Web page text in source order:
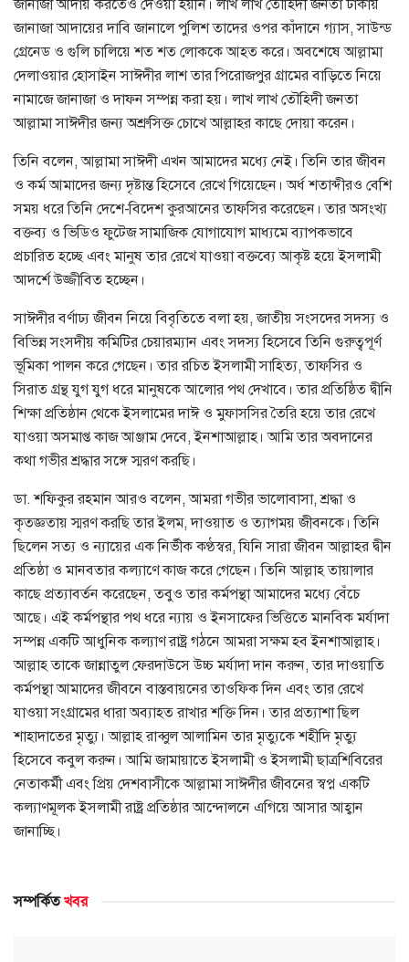
জানাজা আদায় করতেও দেওয়া হয়নি। লাখ লাখ তৌহিদী জনতা ঢাকায়
জানাজা আদায়ের দাবি জানালে পুলিশ তাদের ওপর কাঁদানে গ্যাস, সাউন্ড
গ্রেনেড ও গুলি চালিয়ে শত শত লোককে আহত করে। অবশেষে আল্লামা
দেলাওয়ার হোসাইন সাঈদীর লাশ তার পিরোজপুর গ্রামের বাড়িতে নিয়ে
নামাজে জানাজা ও দাফন সম্পন্ন করা হয়। লাখ লাখ তৌহিদী জনতা
আল্লামা সাঈদীর জন্য অশ্রুসিক্ত চোখে আল্লাহর কাছে দোয়া করেন।
তিনি বলেন, আল্লামা সাঈদী এখন আমাদের মধ্যে নেই। তিনি তার জীবন
ও কর্ম আমাদের জন্য দৃষ্টান্ত হিসেবে রেখে গিয়েছেন। অর্ধ শতাব্দীরও বেশি
সময় ধরে তিনি দেশে-বিদেশ কুরআনের তাফসির করেছেন। তার অসংখ্য
বক্তব্য ও ভিডিও ফুটেজ সামাজিক যোগাযোগ মাধ্যমে ব্যাপকভাবে
প্রচারিত হচ্ছে এবং মানুষ তার রেখে যাওয়া বক্তব্যে আকৃষ্ট হয়ে ইসলামী
আদর্শে উজ্জীবিত হচ্ছেন।
সাঈদীর বর্ণাঢ্য জীবন নিয়ে বিবৃতিতে বলা হয়, জাতীয় সংসদের সদস্য ও
বিভিন্ন সংসদীয় কমিটির চেয়ারম্যান এবং সদস্য হিসেবে তিনি গুরুত্বপূর্ণ
ভূমিকা পালন করে গেছেন। তার রচিত ইসলামী সাহিত্য, তাফসির ও
সিরাত গ্রন্থ যুগ যুগ ধরে মানুষকে আলোর পথ দেখাবে। তার প্রতিষ্ঠিত দ্বীনি
শিক্ষা প্রতিষ্ঠান থেকে ইসলামের দাঈ ও মুফাসসির তৈরি হয়ে তার রেখে
যাওয়া অসমাপ্ত কাজ আঞ্জাম দেবে, ইনশাআল্লাহ। আমি তার অবদানের
কথা গভীর শ্রদ্ধার সঙ্গে স্মরণ করছি।
ডা. শফিকুর রহমান আরও বলেন, আমরা গভীর ভালোবাসা, শ্রদ্ধা ও
কৃতজ্ঞতায় স্মরণ করছি তার ইলম, দাওয়াত ও ত্যাগময় জীবনকে। তিনি
ছিলেন সত্য ও ন্যায়ের এক নির্ভীক কণ্ঠস্বর, যিনি সারা জীবন আল্লাহর দ্বীন
প্রতিষ্ঠা ও মানবতার কল্যাণে কাজ করে গেছেন। তিনি আল্লাহ তায়ালার
কাছে প্রত্যাবর্তন করেছেন, তবুও তার কর্মপন্থা আমাদের মধ্যে বেঁচে
আছে। এই কর্মপন্থার পথ ধরে ন্যায় ও ইনসাফের ভিত্তিতে মানবিক মর্যাদা
সম্পন্ন একটি আধুনিক কল্যাণ রাষ্ট্র গঠনে আমরা সক্ষম হব ইনশাআল্লাহ।
আল্লাহ তাকে জান্নাতুল ফেরদাউসে উচ্চ মর্যাদা দান করুন, তার দাওয়াতি
কর্মপন্থা আমাদের জীবনে বাস্তবায়নের তাওফিক দিন এবং তার রেখে
যাওয়া সংগ্রামের ধারা অব্যাহত রাখার শক্তি দিন। তার প্রত্যাশা ছিল
শাহাদাতের মৃত্যু। আল্লাহ রাব্বুল আলামিন তার মৃত্যুকে শহীদি মৃত্যু
হিসেবে কবুল করুন। আমি জামায়াতে ইসলামী ও ইসলামী ছাত্রশিবিরের
নেতাকর্মী এবং প্রিয় দেশবাসীকে আল্লামা সাঈদীর জীবনের স্বপ্ন একটি
কল্যাণমূলক ইসলামী রাষ্ট্র প্রতিষ্ঠার আন্দোলনে এগিয়ে আসার আহ্বান
জানাচ্ছি।
সম্পর্কিতখবর